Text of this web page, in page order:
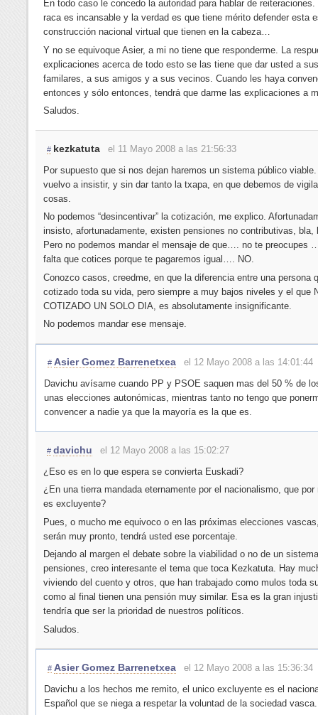
En todo caso le concedo la autoridad para hablar de reiteraciones.
raca es incansable y la verdad es que tiene mérito defender esta
construcción nacional virtual que tienen en la cabeza…
Y no se equivoque Asier, a mi no tiene que responderme. La
explicaciones acerca de todo esto se las tiene que dar usted a sus
familares, a sus amigos y a sus vecinos. Cuando les haya
entonces y sólo entonces, tendrá que darme las explicaciones a
Saludos.
# kezkatuta
el 11 Mayo 2008 a las 21:56:33
Por supuesto que si nos dejan haremos un sistema público
vuelvo a insistir, y sin dar tanto la txapa, en que debemos de
cosas.
No podemos “desincentivar” la cotización, me explico.
insisto, afortunadamente, existen pensiones no contributivas, bla,
Pero no podemos mandar el mensaje de que…. no te preocupes
falta que cotices porque te pagaremos igual…. NO.
Conozco casos, creedme, en que la diferencia entre una persona
cotizado toda su vida, pero siempre a muy bajos niveles y el que
COTIZADO UN SOLO DIA, es absolutamente insignificante.
No podemos mandar ese mensaje.
# Asier Gomez Barrenetxea
el 12 Mayo 2008 a las 14:01:44
Davichu avísame cuando PP y PSOE saquen mas del 50 % de
unas elecciones autonómicas, mientras tanto no tengo que
convencer a nadie ya que la mayoría es la que es.
# davichu
el 12 Mayo 2008 a las 15:02:27
¿Eso es en lo que espera se convierta Euskadi?
¿En una tierra mandada eternamente por el nacionalismo, que por
es excluyente?
Pues, o mucho me equivoco o en las próximas elecciones
serán muy pronto, tendrá usted ese porcentaje.
Dejando al margen el debate sobre la viabilidad o no de un
pensiones, creo interesante el tema que toca Kezkatuta. Hay
viviendo del cuento y otros, que han trabajado como mulos toda
como al final tienen una pensión muy similar. Esa es la gran
tendría que ser la prioridad de nuestros políticos.
Saludos.
# Asier Gomez Barrenetxea
el 12 Mayo 2008 a las 15:36:34
Davichu a los hechos me remito, el unico excluyente es el
Español que se niega a respetar la voluntad de la sociedad vasca.